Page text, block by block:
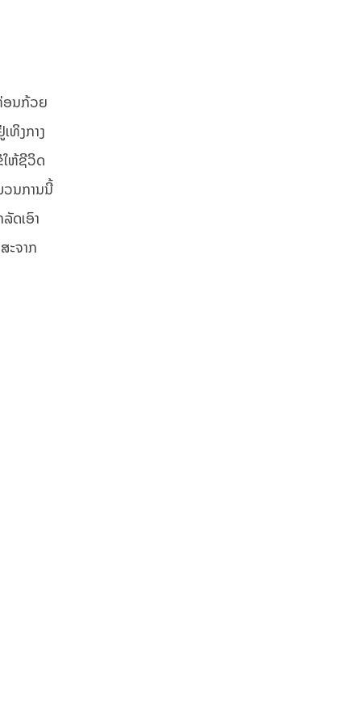
ອນກ້ວຍ
ທິງກາງ
ໃຫ້ຊີວິດ
ວນການນີ້
ດເອົາ
ະຈາກ